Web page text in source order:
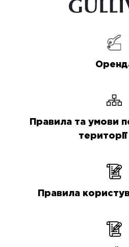
Правила та умови
Правила